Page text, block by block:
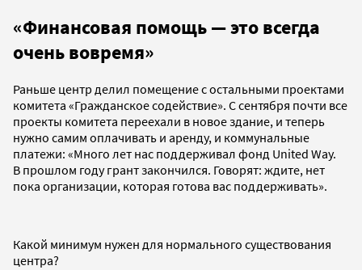
«Финансовая помощь — это всегда
очень вовремя»
Раньше центр делил помещение с остальными проектами
комитета «Гражданское содействие». С сентября почти все
проекты комитета переехали в новое здание, и теперь
нужно самим оплачивать и аренду, и коммунальные
платежи: «Много лет нас поддерживал фонд United Way.
В прошлом году грант закончился. Говорят: ждите, нет
пока организации, которая готова вас поддерживать».
Какой минимум нужен для нормального существования
центра?